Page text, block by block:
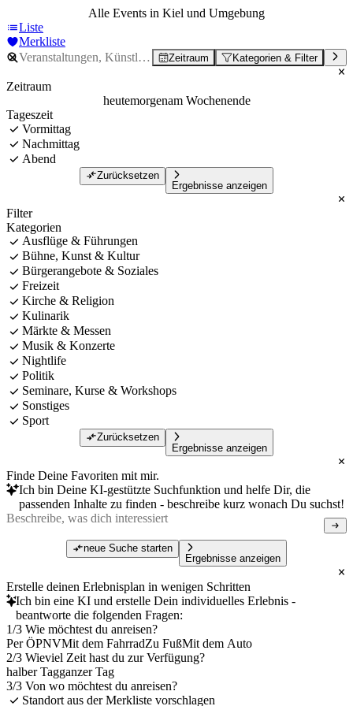
Alle Events in Kiel und Umgebung
Liste
Merkliste
Zeitraum Kategorien & Filter
Zeitraum
heutemorgenam Wochenende
Tageszeit
Vormittag
Nachmittag
Abend
Zurücksetzen
Ergebnisse anzeigen
Filter
Kategorien
Ausflüge & Führungen
Bühne, Kunst & Kultur
Bürgerangebote & Soziales
Freizeit
Kirche & Religion
Kulinarik
Märkte & Messen
Musik & Konzerte
Nightlife
Politik
Seminare, Kurse & Workshops
Sonstiges
Sport
Zurücksetzen
Ergebnisse anzeigen
Finde Deine Favoriten mit mir.
Ich bin Deine KI-gestützte Suchfunktion und helfe Dir, die
passenden Inhalte zu finden - beschreibe kurz wonach Du suchst!
neue Suche starten
Ergebnisse anzeigen
Erstelle deinen Erlebnisplan in wenigen Schritten
Ich bin eine KI und erstelle Dein individuelles Erlebnis -
beantworte die folgenden Fragen:
1/3 Wie möchtest du anreisen?
Per ÖPNVMit dem FahrradZu FußMit dem Auto
2/3 Wieviel Zeit hast du zur Verfügung?
halber Tagganzer Tag
3/3 Von wo möchtest du anreisen?
Standort aus der Merkliste vorschlagen